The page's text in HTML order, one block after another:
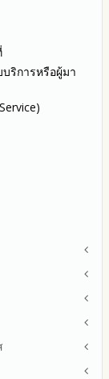
ริการหรือผู้มา
ดือน ประจำ
กรบุคลล ประจำ
ลประจำ
ละประพฤติมิชอบ
ติมิชอบ
มิชอบ ประจำ
รปฏิบัติหน้าที่และ
หรือประโยชน์อื่น
มาณ